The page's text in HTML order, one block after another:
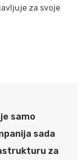
za svoje
samo
sada
za